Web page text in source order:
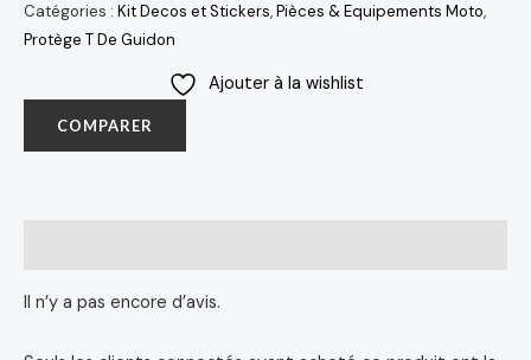
Catégories : Kit Decos et Stickers,Pièces & Equipements Moto,
Protège T De Guidon
Ajouter à la wishlist
COMPARER
Il n’y a pas encore d’avis.